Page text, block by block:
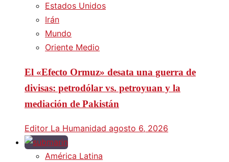
Estados Unidos
Irán
Mundo
Oriente Medio
El «Efecto Ormuz» desata una guerra de
divisas: petrodólar vs. petroyuan y la
mediación de Pakistán
Editor La Humanidad agosto 6, 2026
América Latina